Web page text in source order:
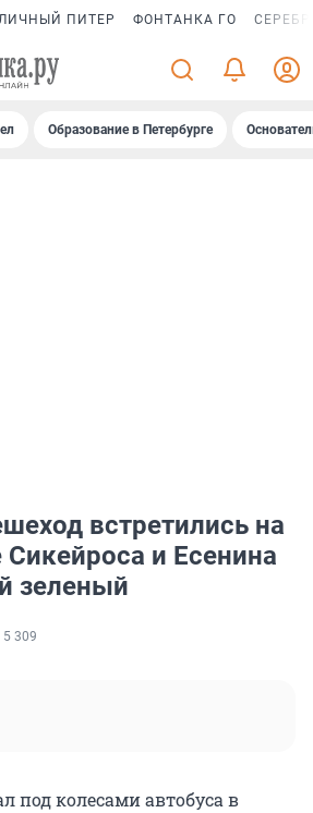
ПИТЕР ФОНТАНКА ГО
Образование в Петербурге
встретились на
Сикейроса и Есенина
зеленый
5 309
под колесами автобуса в